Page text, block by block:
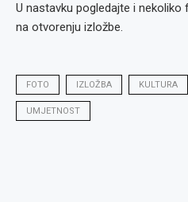
U nastavku pogledajte i
na otvorenju izložbe.
FOTO IZLOŽBA KULTURA
UMJETNOST